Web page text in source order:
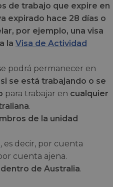
de trabajo que expire en
expirado hace 28 días o
por ejemplo, una visa
la Visa de Actividad
podrá permanecer en
se está trabajando o se
para trabajar en cualquier
.
de la unidad
, es decir, por cuenta
cuenta ajena.
de Australia.